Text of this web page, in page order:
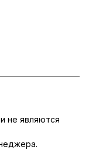
не являются